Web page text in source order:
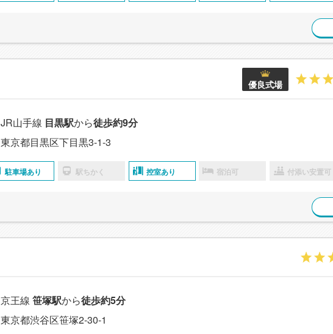
優良式場
JR山手線 目黒駅から徒歩約9分
東京都目黒区下目黒3-1-3
駐車場あり 駅ちかく 控室あり 宿泊可 付添い安置可
京王線 笹塚駅から徒歩約5分
東京都渋谷区笹塚2-30-1